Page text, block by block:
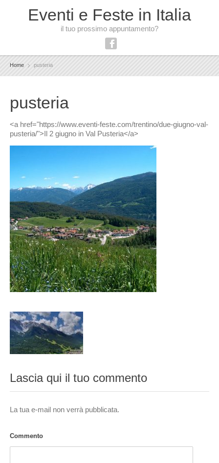
Eventi e Feste in Italia
il tuo prossimo appuntamento?
Home pusteria
pusteria
<a href="https://www.eventi-feste.com/trentino/due-giugno-val-
pusteria/">Il 2 giugno in Val Pusteria</a>
Lascia qui il tuo commento
La tua e-mail non verrà pubblicata.
Commento